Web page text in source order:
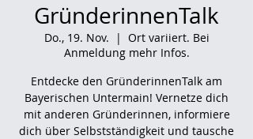
GründerinnenTalk
Do., 19. Nov.
  |
Ort variiert. Bei
Anmeldung mehr Infos.
Entdecke den GründerinnenTalk am
Bayerischen Untermain! Vernetze dich
mit anderen Gründerinnen, informiere
dich über Selbstständigkeit und tausche